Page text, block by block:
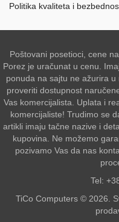
Politika kvaliteta i
Poštovani posetioci, cene
Porez je uračunat u cenu.
ponuda na sajtu ne ažurira
proveriti dostupnost
Vas komercijalista. Uplata i
komercijaliste! Trudimo se
artikli imaju tačne nazive i
kupovina. Ne možemo
pozivamo Vas da nas
Tel:
TiCo Computers © 2026.